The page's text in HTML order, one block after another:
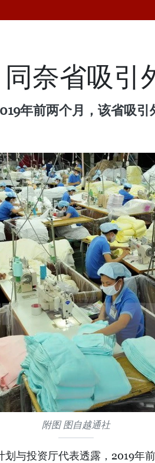
奈省吸引
年前两个月，该省吸引
附图 图自越通社
与投资厅代表透露，2019年